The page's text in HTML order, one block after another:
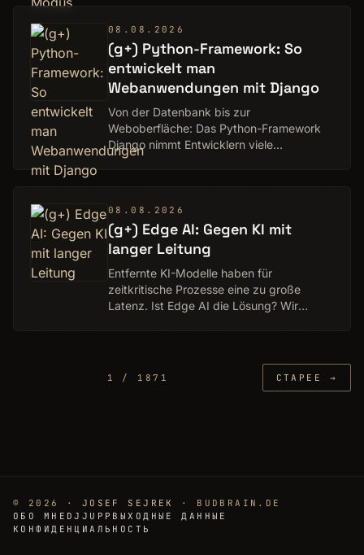
08.08.2026
(g+) Python-Framework: So
entwickelt man
Webanwendungen mit Django
Von der Datenbank bis zur
Weboberfläche: Das Python-Framework
Django nimmt Entwicklern viele
Routineaufgaben ab. Wir zeigen, wie es
08.08.2026
(g+) Edge AI: Gegen KI mit
langer Leitung
Entfernte KI-Modelle haben für
zeitkritische Prozesse eine zu große
Latenz. Ist Edge AI die Lösung? Wir
1 / 1871 СТАРЕЕ →
© 2026 · JOSEF SEJREK
· BUDBRAIN.DE
ОБО МНЕ DJJUPP ВЫХОДНЫЕ ДАННЫЕ
КОНФИДЕНЦИАЛЬНОСТЬ